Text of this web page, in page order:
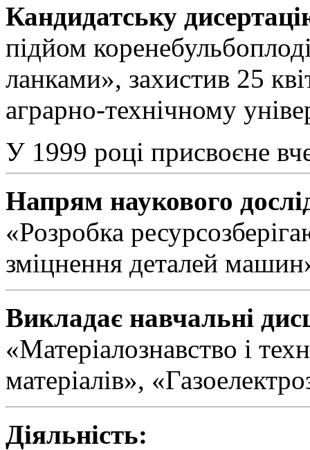
Кандидатську
підйом
ланками», захистив 25
аграрно-технічному
У 1999 році присвоєне
Напрям наукового
«Розробка
зміцнення деталей
Викладає навчальні
«Матеріалознавство і
матеріалів»,
Діяльність: